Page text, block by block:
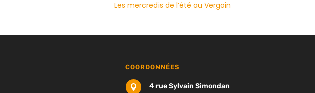
Les mercredis de l’été au Vergoin
COORDONNÉES

4 rue Sylvain Simondan